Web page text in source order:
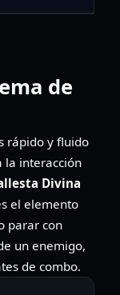
de
rápido y fluido
la interacción
Divina
el elemento
parar con
un enemigo,
de combo.